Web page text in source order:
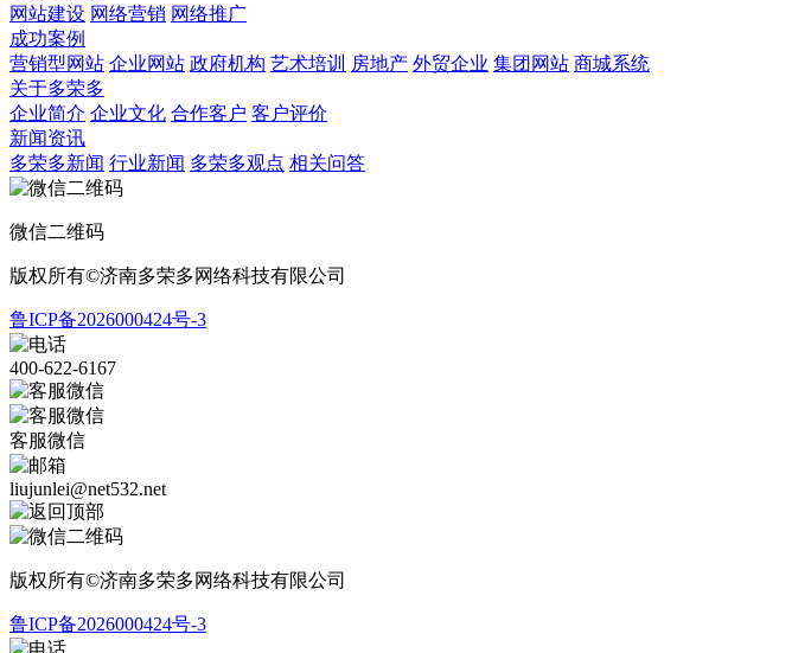
网站建设 网络营销 网络推广
成功案例
营销型网站 企业网站 政府机构 艺术培训 房地产 外贸企业 集团网站 商城系统
关于多荣多
企业简介 企业文化 合作客户 客户评价
新闻资讯
多荣多新闻 行业新闻 多荣多观点 相关问答
微信二维码
版权所有©济南多荣多网络科技有限公司
鲁ICP备2026000424号-3
400-622-6167
客服微信
liujunlei@net532.net
版权所有©济南多荣多网络科技有限公司
鲁ICP备2026000424号-3